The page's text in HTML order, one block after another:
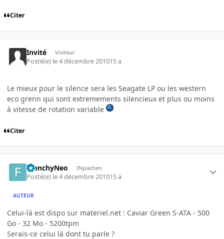
Citer
Invité Visiteur
Posté(e) le 4 décembre 201015 a
Le mieux pour le silence sera les Seagate LP ou les western
eco grenn qui sont extremements silencieux et plus ou moins
à vitesse de rotation variable
Citer
FrenchyNeo INpactien
Posté(e) le 4 décembre 201015 a
AUTEUR
Celui-là est dispo sur materiel.net : Caviar Green S-ATA - 500
Go - 32 Mo - 5200tpm
Serais-ce celui là dont tu parle ?